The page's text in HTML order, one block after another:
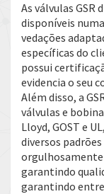
As válvulas
disponíveis
vedações
específicas do
possui
evidencia o seu
Além disso, a
válvulas e
Lloyd, GOST e
diversos
orgulhosamente
garantindo
garantindo